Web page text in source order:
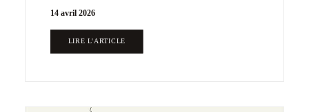
14 avril 2026
LIRE L'ARTICLE